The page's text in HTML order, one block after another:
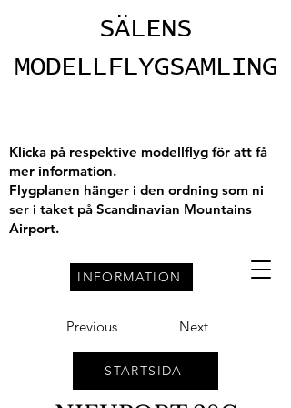
SÄLENS
MODELLFLYGSAMLING
Klicka på respektive modellflyg för att få
mer information.
Flygplanen hänger i den ordning som ni
ser i taket på Scandinavian Mountains
Airport.
INFORMATION
Previous Next
STARTSIDA